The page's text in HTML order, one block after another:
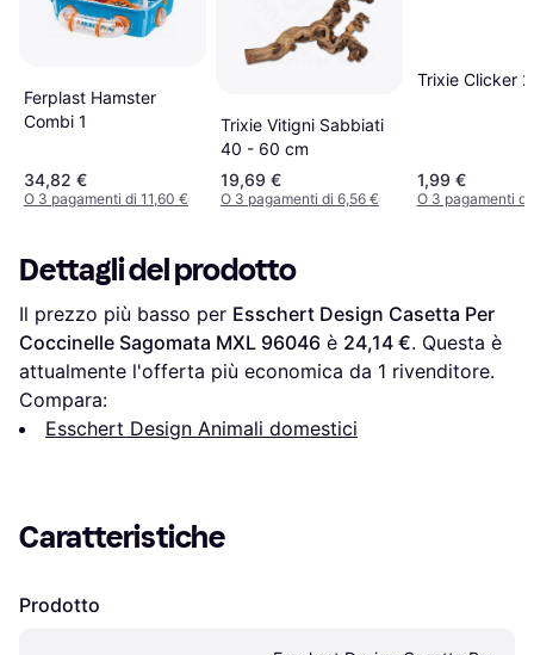
Ferplast Hamster
Combi 1
34,82 €
O 3 pagamenti di 11,60 €
Trixie Vitigni Sabbiati
40 - 60 cm
19,69 €
O 3 pagamenti di 6,56 €
Trixie Clicker
1,99 €
O 3 pagamenti
Dettagli del prodotto
Il prezzo più basso per Esschert Design Casetta Per
Coccinelle Sagomata MXL 96046 è 24,14 €. Questa è
attualmente l'offerta più economica da 1 rivenditore.
Compara:
Esschert Design Animali domestici
Caratteristiche
Prodotto